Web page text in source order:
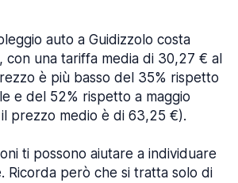
auto a Guidizzolo costa
con una tariffa media di 30,27 € al
è più basso del 35% rispetto
e del 52% rispetto a maggio
prezzo medio è di 63,25 €).
ti possono aiutare a individuare
Ricorda però che si tratta solo di